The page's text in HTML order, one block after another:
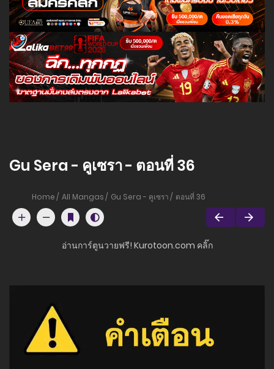
Gu Sera - คูเซรา - ตอนที่ 36
Home All Mangas Gu Sera - คูเซรา ตอนที่ 36
อ่านการ์ตูนวายฟรี! Kurotoon.com คลิ๊ก